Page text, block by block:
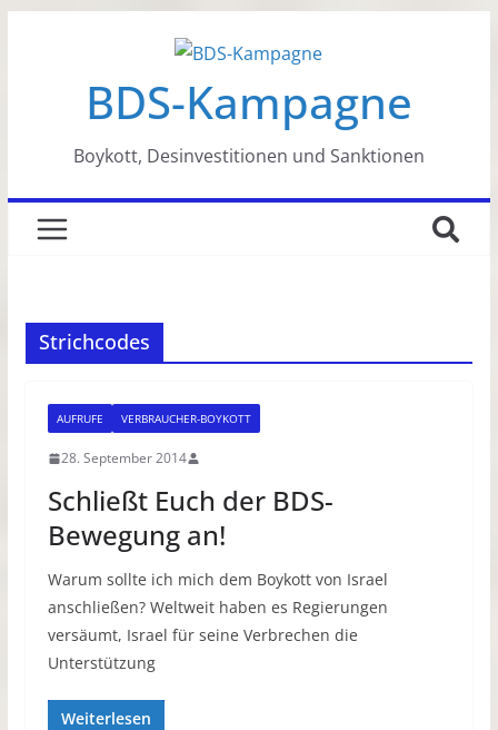
BDS-Kampagne
Boykott, Desinvestitionen und Sanktionen
Strichcodes
AUFRUFE VERBRAUCHER-BOYKOTT
28. September 2014
Schließt Euch der BDS-
Bewegung an!
Warum sollte ich mich dem Boykott von Israel
anschließen? Weltweit haben es Regierungen
versäumt, Israel für seine Verbrechen die
Unterstützung
Weiterlesen